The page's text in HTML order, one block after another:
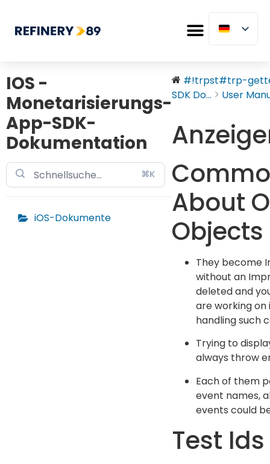
IOS -
Monetarisierungs-
App-SDK-
Dokumentation
⌘K
iOS-Dokumente
#!trpst#trp-
SDK Do...
User
About
Objects
They become
without an
deleted and
are working
handling such
Trying to
always throw
Each of them
event names,
events could
Test Ids